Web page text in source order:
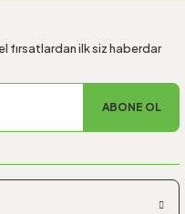
fırsatlardan ilk siz haberdar
ABONE OL